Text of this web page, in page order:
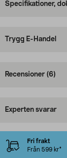
Specifikationer,
Trygg E-Handel
Recensioner (6)
Experten svarar
Fri frakt
Från 599 kr*